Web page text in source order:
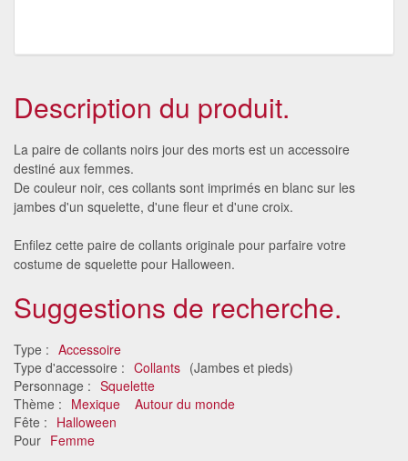
Description du produit.
La paire de collants noirs jour des morts est un accessoire
destiné aux femmes.
De couleur noir, ces collants sont imprimés en blanc sur les
jambes d'un squelette, d'une fleur et d'une croix.
Enfilez cette paire de collants originale pour parfaire votre
costume de squelette pour Halloween.
Suggestions de recherche.
Type : Accessoire
Type d'accessoire : Collants (Jambes et pieds)
Personnage : Squelette
Thème : Mexique
Autour du monde
Fête : Halloween
Pour Femme